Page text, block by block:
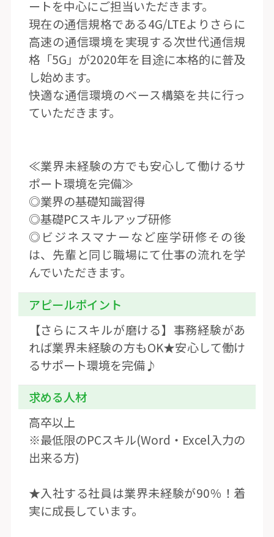
ートを中心にご担当いただきます。
現在の通信規格である4G/LTEよりさらに
高速の通信環境を実現する次世代通信規
格「5G」が2020年を目途に本格的に普及
し始めます。
快適な通信環境のベース構築を共に行っ
ていただきます。
≪業界未経験の方でも安心して働けるサ
ポート環境を完備≫
◎業界の基礎知識習得
◎基礎PCスキルアップ研修
◎ビジネスマナーなど座学研修その後
は、先輩と同じ職場にて仕事の流れを学
んでいただきます。
アピールポイント
【さらにスキルが磨ける】事務経験があ
れば業界未経験の方もOK★安心して働け
るサポート環境を完備♪
求める人材
高卒以上
※最低限のPCスキル(Word・Excel入力の
出来る方)
★入社する社員は業界未経験が90％！着
実に成長しています。